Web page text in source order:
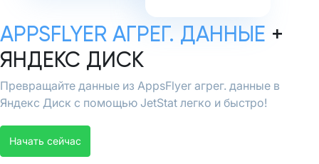
APPSFLYER АГРЕГ. ДАННЫЕ +
ЯНДЕКС ДИСК
Превращайте данные из AppsFlyer агрег. данные в
Яндекс Диск с помощью JetStat легко и быстро!
Начать сейчас